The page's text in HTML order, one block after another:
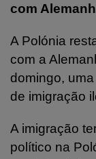
com
A Polónia
com a
domingo,
de imigração
A imigração
político na